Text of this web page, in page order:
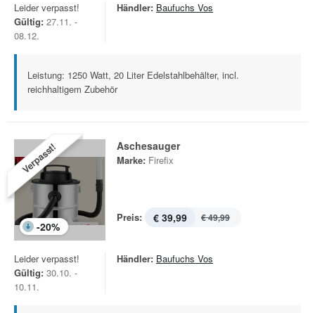
Leider verpasst!
Gültig: 27.11. -
08.12.
Händler: Baufuchs Vos
Leistung: 1250 Watt, 20 Liter Edelstahlbehälter, incl.
reichhaltigem Zubehör
Verpasst!
-20%
Aschesauger
Marke: Firefix
Preis: € 39,99 € 49,99
Leider verpasst!
Gültig: 30.10. -
10.11.
Händler: Baufuchs Vos